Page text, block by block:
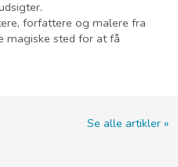
forfattere og malere fra
magiske sted for at få
Se alle artikler